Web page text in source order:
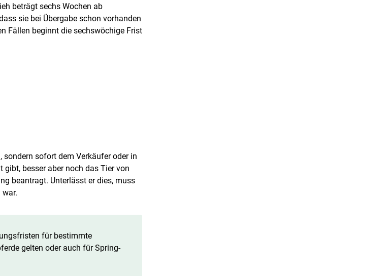
beträgt sechs Wochen ab
sie bei Übergabe schon vorhanden
Fällen beginnt die sechswöchige Frist
sofort dem Verkäufer oder in
gibt, besser aber noch das Tier von
beantragt. Unterlässt er dies, muss
war.
für bestimmte
gelten oder auch für Spring-